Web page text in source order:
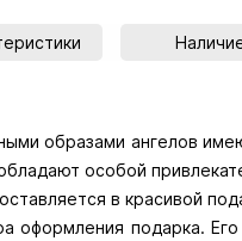
образами ангелов
особой
в красивой
оформления подарка.